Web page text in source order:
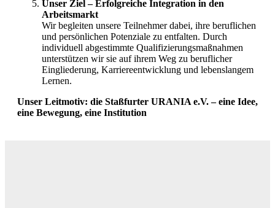
Unser Ziel – Erfolgreiche Integration in den
Arbeitsmarkt
Wir begleiten unsere Teilnehmer dabei, ihre beruflichen
und persönlichen Potenziale zu entfalten. Durch
individuell abgestimmte Qualifizierungsmaßnahmen
unterstützen wir sie auf ihrem Weg zu beruflicher
Eingliederung, Karriereentwicklung und lebenslangem
Lernen.
Unser Leitmotiv: die Staßfurter URANIA e.V. – eine Idee,
eine Bewegung, eine Institution